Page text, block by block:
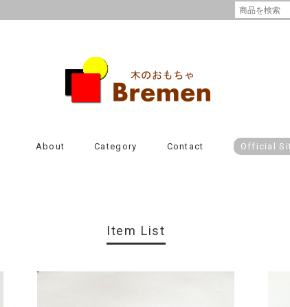
About Category Contact Official
Item List